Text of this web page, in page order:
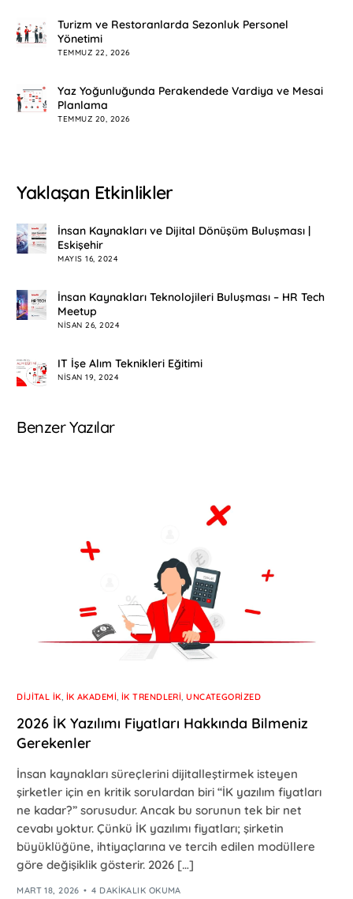
Turizm ve Restoranlarda Sezonluk Personel
Yönetimi
TEMMUZ 22, 2026
Yaz Yoğunluğunda Perakendede Vardiya ve Mesai
Planlama
TEMMUZ 20, 2026
Yaklaşan Etkinlikler
İnsan Kaynakları ve Dijital Dönüşüm Buluşması |
Eskişehir
MAYIS 16, 2024
İnsan Kaynakları Teknolojileri Buluşması – HR Tech
Meetup
NISAN 26, 2024
IT İşe Alım Teknikleri Eğitimi
NISAN 19, 2024
Benzer Yazılar
DIJITAL İK, İK AKADEMI, İK TRENDLERI,UNCATEGORIZED
2026 İK Yazılımı Fiyatları Hakkında Bilmeniz
Gerekenler
İnsan kaynakları süreçlerini dijitalleştirmek isteyen
şirketler için en kritik sorulardan biri “İK yazılım fiyatları
ne kadar?” sorusudur. Ancak bu sorunun tek bir net
cevabı yoktur. Çünkü İK yazılımı fiyatları; şirketin
büyüklüğüne, ihtiyaçlarına ve tercih edilen modüllere
göre değişiklik gösterir. 2026 […]
MART 18, 2026 4 DAKIKALIK OKUMA